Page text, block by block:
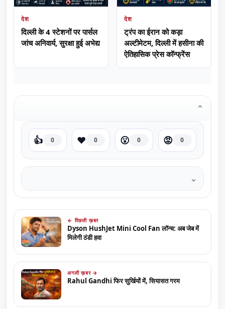
देश
दिल्ली के 4 स्टेशनों पर पार्सल
जांच अनिवार्य, सुरक्षा हुई अभेद्य
देश
ट्रंप का ईरान को कड़ा
अल्टीमेटम, दिल्ली में हसीना की
ऐतिहासिक प्रेस कॉन्फ्रेंस
⌄
👍 0 ❤️ 0 😮 0 😡 0
⌄
← पिछली ख़बर
Dyson HushJet Mini Cool Fan लॉन्च: अब जेब में
मिलेगी ठंडी हवा
अगली ख़बर →
Rahul Gandhi फिर सुर्खियों में, सियासत गरम